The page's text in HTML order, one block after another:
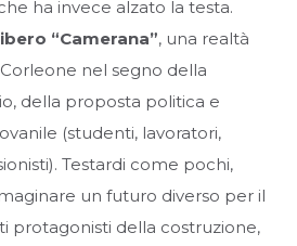
ha invece alzato la testa.
“Camerana”, una realtà
nel segno della
della proposta politica e
(studenti, lavoratori,
Testardi come pochi,
un futuro diverso per il
protagonisti della costruzione,